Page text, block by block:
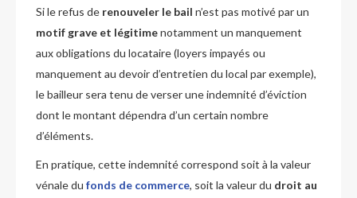
Si le refus de renouveler le bail n’est pas motivé par un
motif grave et légitimenotamment un manquement
aux obligations du locataire (loyers impayés ou
manquement au devoir d’entretien du local par exemple),
le bailleur sera tenu de verser une indemnité d’éviction
dont le montant dépendra d’un certain nombre
d’éléments.
En pratique, cette indemnité correspond soit à la valeur
vénale du fonds de commerce, soit la valeur du droit au